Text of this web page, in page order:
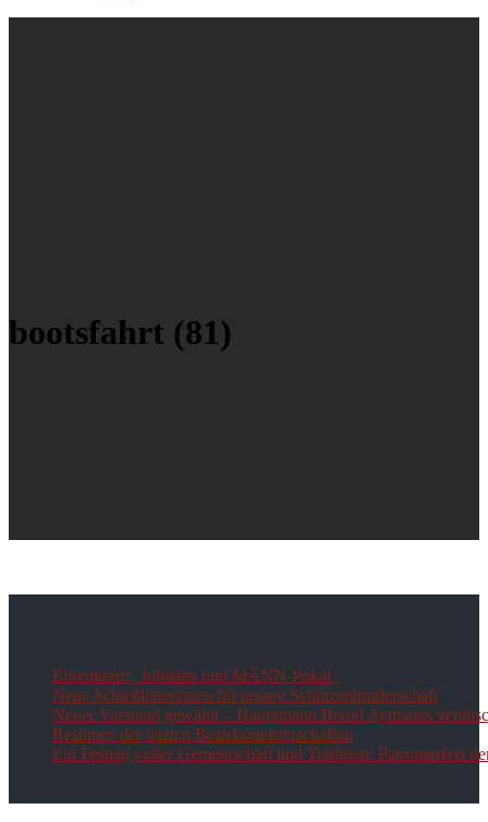
bootsfahrt (81)
Ehrenkreuz, Jubiläen und MÄNN-Pokal:
Neue Schießleiterinnen für unsere Schützenbruderschaft
Neuer Vorstand gewählt – Hauptmann Bernd Aymanns
Resümee der letzten Bezirksmeisterschaften
Ein Festtag voller Gemeinschaft und Tradition: Patronatsfest